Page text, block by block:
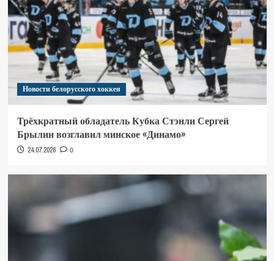
Новости белорусского хоккея
Трёхкратный обладатель Кубка Стэнли Сергей
Брылин возглавил минское «Динамо»
24.07.2026 0